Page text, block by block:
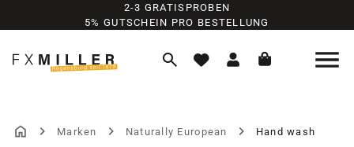
Zum Hauptinhalt springen
2-3 GRATISPROBEN
5% GUTSCHEIN PRO BESTELLUNG
Marken Naturally European Hand wash